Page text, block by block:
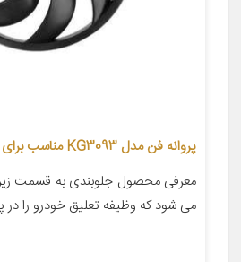
پروانه فن مدل KG3093 مناسب برای پژو 206
معرفی محصول جلوبندی به قسمت
می شود که وظیفه تعلیق خودرو را